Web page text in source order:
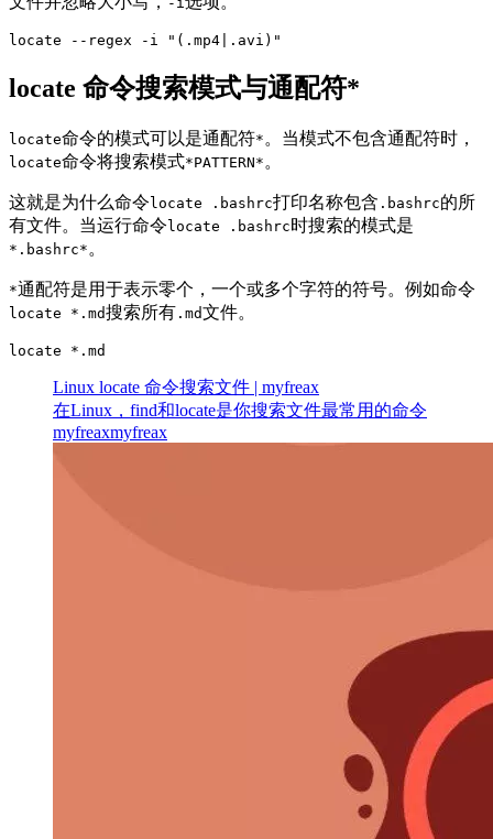
locate --regex -i "(.mp4|.avi)"
locate 命令搜索模式与通配符*
locate命令的模式可以是通配符* 。当模式不包含通配符时，
locate命令将搜索模式*PATTERN* 。
这就是为什么命令 locate .bashrc打印名称包含 .bashrc的所
有文件。当运行命令 locate .bashrc时搜索的模式是
*.bashrc* 。
*通配符是用于表示零个，一个或多个字符的符号。例如命令
locate *.md搜索所有 .md文件。
locate *.md
Linux locate 命令搜索文件 | myfreax
在Linux，find和locate是你搜索文件最常用的命令
myfreaxmyfreax